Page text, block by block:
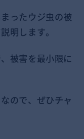
ったウジ虫の被
明します。
被害を最小限に
ので、ぜひチャ